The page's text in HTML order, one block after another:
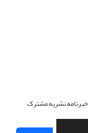
خبرنامه نشریه مشترک